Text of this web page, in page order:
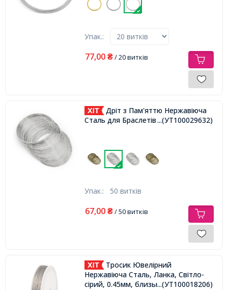
Упак.:
77,00 ₴/ 20 витків
Дріт з Пам'яттю Нержавіюча
Сталь для Браслетів 45х0.6мм
...(УТ100029632)
Упак.: 50 витків
67,00 ₴/ 50 витків
Тросик Ювелірний
Нержавіюча Сталь, Ланка, Світло-
сірий, 0.45мм, близько 50м/котушка,
...(УТ100018206)